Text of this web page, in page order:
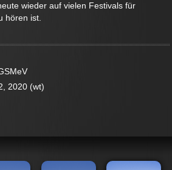
wieder auf vielen Festivals für
hören ist.
2020 (wt)